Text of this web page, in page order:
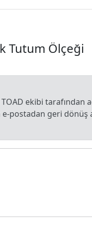
Tutum Ölçeği
ekibi tarafından
postadan geri